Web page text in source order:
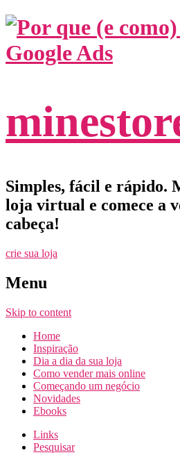
Simples, fácil e rápido.
loja virtual e comece a
cabeça!
crie sua loja
Menu
Skip to content
Home
Inspiração
Dia a dia da sua loja
Como vender mais online
Começando um negócio
Novidades
Ebooks
Links
Pesquisar